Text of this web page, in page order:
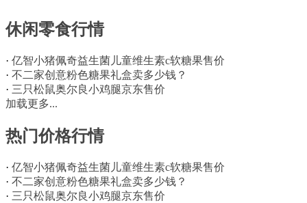
休闲零食行情
· 亿智小猪佩奇益生菌儿童维生素c软糖果售价
· 不二家创意粉色糖果礼盒卖多少钱？
· 三只松鼠奥尔良小鸡腿京东售价
加载更多...
热门价格行情
· 亿智小猪佩奇益生菌儿童维生素c软糖果售价
· 不二家创意粉色糖果礼盒卖多少钱？
· 三只松鼠奥尔良小鸡腿京东售价